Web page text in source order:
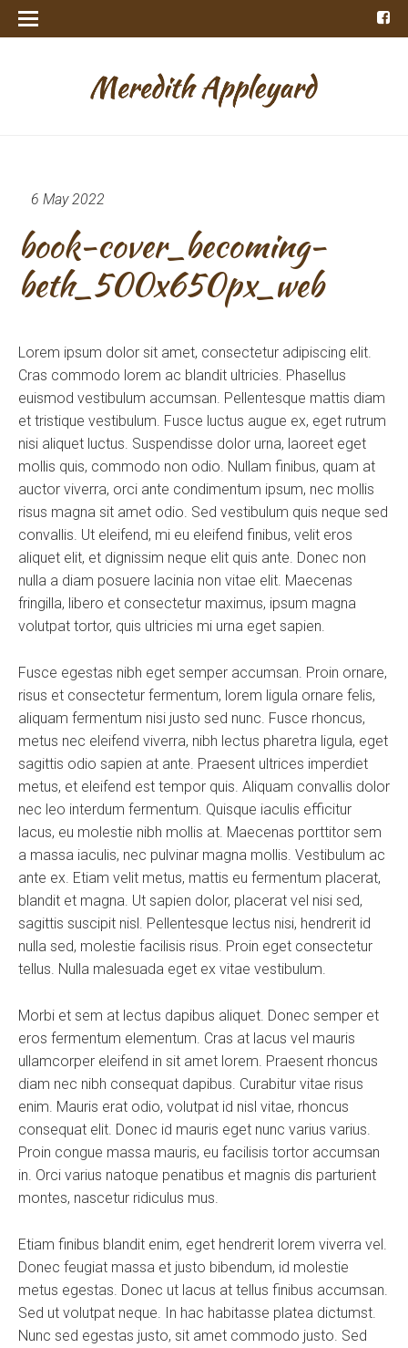
6 May 2022
book-cover_becoming-
beth_500x650px_web
Lorem ipsum dolor sit amet, consectetur adipiscing elit.
Cras commodo lorem ac blandit ultricies. Phasellus
euismod vestibulum accumsan. Pellentesque mattis diam
et tristique vestibulum. Fusce luctus augue ex, eget rutrum
nisi aliquet luctus. Suspendisse dolor urna, laoreet eget
mollis quis, commodo non odio. Nullam finibus, quam at
auctor viverra, orci ante condimentum ipsum, nec mollis
risus magna sit amet odio. Sed vestibulum quis neque sed
convallis. Ut eleifend, mi eu eleifend finibus, velit eros
aliquet elit, et dignissim neque elit quis ante. Donec non
nulla a diam posuere lacinia non vitae elit. Maecenas
fringilla, libero et consectetur maximus, ipsum magna
volutpat tortor, quis ultricies mi urna eget sapien.
Fusce egestas nibh eget semper accumsan. Proin ornare,
risus et consectetur fermentum, lorem ligula ornare felis,
aliquam fermentum nisi justo sed nunc. Fusce rhoncus,
metus nec eleifend viverra, nibh lectus pharetra ligula, eget
sagittis odio sapien at ante. Praesent ultrices imperdiet
metus, et eleifend est tempor quis. Aliquam convallis dolor
nec leo interdum fermentum. Quisque iaculis efficitur
lacus, eu molestie nibh mollis at. Maecenas porttitor sem
a massa iaculis, nec pulvinar magna mollis. Vestibulum ac
ante ex. Etiam velit metus, mattis eu fermentum placerat,
blandit et magna. Ut sapien dolor, placerat vel nisi sed,
sagittis suscipit nisl. Pellentesque lectus nisi, hendrerit id
nulla sed, molestie facilisis risus. Proin eget consectetur
tellus. Nulla malesuada eget ex vitae vestibulum.
Morbi et sem at lectus dapibus aliquet. Donec semper et
eros fermentum elementum. Cras at lacus vel mauris
ullamcorper eleifend in sit amet lorem. Praesent rhoncus
diam nec nibh consequat dapibus. Curabitur vitae risus
enim. Mauris erat odio, volutpat id nisl vitae, rhoncus
consequat elit. Donec id mauris eget nunc varius varius.
Proin congue massa mauris, eu facilisis tortor accumsan
in. Orci varius natoque penatibus et magnis dis parturient
montes, nascetur ridiculus mus.
Etiam finibus blandit enim, eget hendrerit lorem viverra vel.
Donec feugiat massa et justo bibendum, id molestie
metus egestas. Donec ut lacus at tellus finibus accumsan.
Sed ut volutpat neque. In hac habitasse platea dictumst.
Nunc sed egestas justo, sit amet commodo justo. Sed